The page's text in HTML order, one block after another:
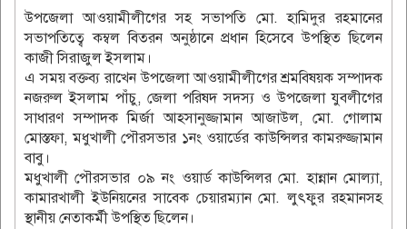
উপজেলা আওয়ামীলীগের সহ সভাপতি মো. হামিদুর রহমানের
সভাপতিত্বে কম্বল বিতরন অনুষ্ঠানে প্রধান হিসেবে উপস্থিত ছিলেন
কাজী সিরাজুল ইসলাম।
এ সময় বক্তব্য রাখেন উপজেলা আওয়ামীলীগের শ্রমবিষয়ক সম্পাদক
নজরুল ইসলাম পাঁচু, জেলা পরিষদ সদস্য ও উপজেলা যুবলীগের
সাধারণ সম্পাদক মির্জা আহসানুজ্জামান আজাউল, মো. গোলাম
মোস্তফা, মধুখালী পৌরসভার ১নং ওয়ার্ডের কাউন্সিলর কামরুজ্জামান
বাবু।
মধুখালী পৌরসভার ০৯ নং ওয়ার্ড কাউন্সিলর মো. হান্নান মোল্যা,
কামারখালী ইউনিয়নের সাবেক চেয়ারম্যান মো. লুৎফুর রহমানসহ
স্থানীয় নেতাকর্মী উপস্থিত ছিলেন।